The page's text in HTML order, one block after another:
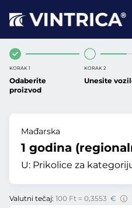
KORAK 1
Odaberite
proizvod
KORAK 2
Unesite
Mađarska
1 godina
U: Prikolice za
Valutni tečaj: 100 Ft = 0,3553 €